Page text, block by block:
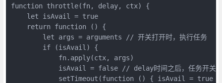
function throttle(fn, delay, ctx) {
    let isAvail = true
    return function () {
        let args = arguments // 开关打开时，执行任务
        if (isAvail) {
            fn.apply(ctx, args)
isAvail = false // delay时间之后，任务开关
setTimeout(function () { isAvail = true